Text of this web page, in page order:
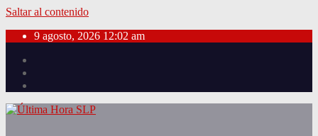
Saltar al contenido
9 agosto, 2026 12:02 am